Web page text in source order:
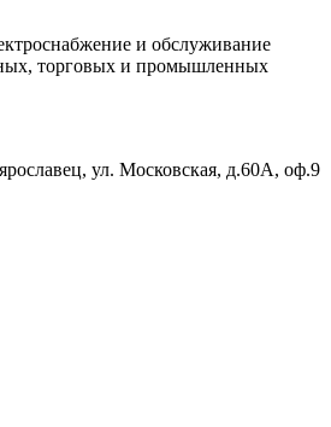
и обслуживание
торговых и промышленных
ул. Московская, д.60А, оф.9